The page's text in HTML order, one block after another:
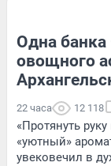
Одна банка
овощного
22 часа 12 118
«Протянуть
«уютный»
увековечил в